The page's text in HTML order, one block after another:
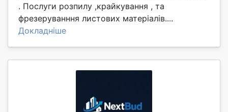
. Послуги розпилу ,крайкування , та
фрезеруванння листових матеріалів....
Докладніше